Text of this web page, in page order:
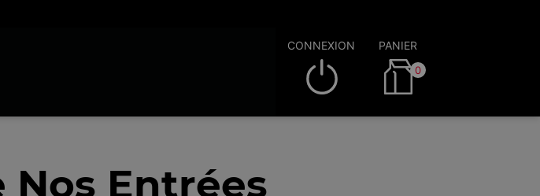
CONNEXION PANIER
0
Nos Entrées